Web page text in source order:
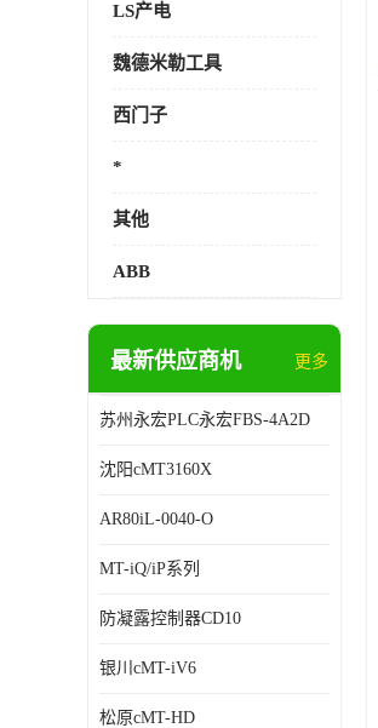
LS产电
魏德米勒工具
西门子
*
其他
ABB
最新供应商机 更多
苏州永宏PLC永宏FBS-4A2D
沈阳cMT3160X
AR80iL-0040-O
MT-iQ/iP系列
防凝露控制器CD10
银川cMT-iV6
松原cMT-HD